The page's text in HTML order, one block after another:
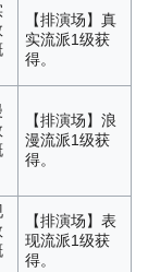
【排演场】真
实流派1级获
得。
【排演场】浪
漫流派1级获
得。
【排演场】表
现流派1级获
得。